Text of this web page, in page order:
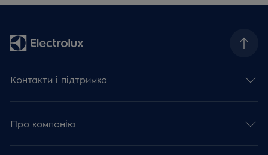
Контакти і підтримка
Про компанію